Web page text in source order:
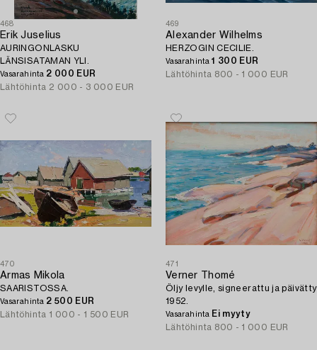
468
Erik Juselius
AURINGONLASKU
LÄNSISATAMAN YLI.
Vasarahinta 2 000 EUR
Lähtöhinta 2 000 - 3 000 EUR
469
Alexander Wilhelms
HERZOGIN CECILIE.
Vasarahinta1 300 EUR
Lähtöhinta 800 - 1 000 EUR
470
Armas Mikola
SAARISTOSSA.
Vasarahinta 2 500 EUR
Lähtöhinta 1 000 - 1 500 EUR
471
Verner Thomé
Öljy levylle, signeerattu ja päivätty
1952.
Vasarahinta Ei myyty
Lähtöhinta 800 - 1 000 EUR